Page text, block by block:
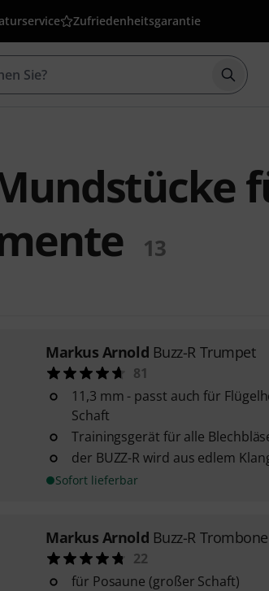
Zufriedenheitsgarantie
13
Markus Arnold Buzz-R Trumpet
81
11,3 mm - passt auch für
Schaft
Trainingsgerät für alle
der BUZZ-R wird aus edlem
Sofort lieferbar
Markus Arnold Buzz-R Trombone
22
für Posaune (großer Schaft)